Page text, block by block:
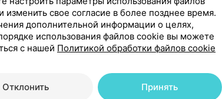
качества, полученная из
формы докозагексаеновой кислоты,
ребенка
изменить свое согласие в более позднее время.
дополнительной информации о целях,
использования файлов cookie вы можете
с нашей Политикой обработки файлов cookie
Отклонить Принять